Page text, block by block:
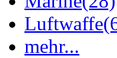
Luftwaffe
mehr...